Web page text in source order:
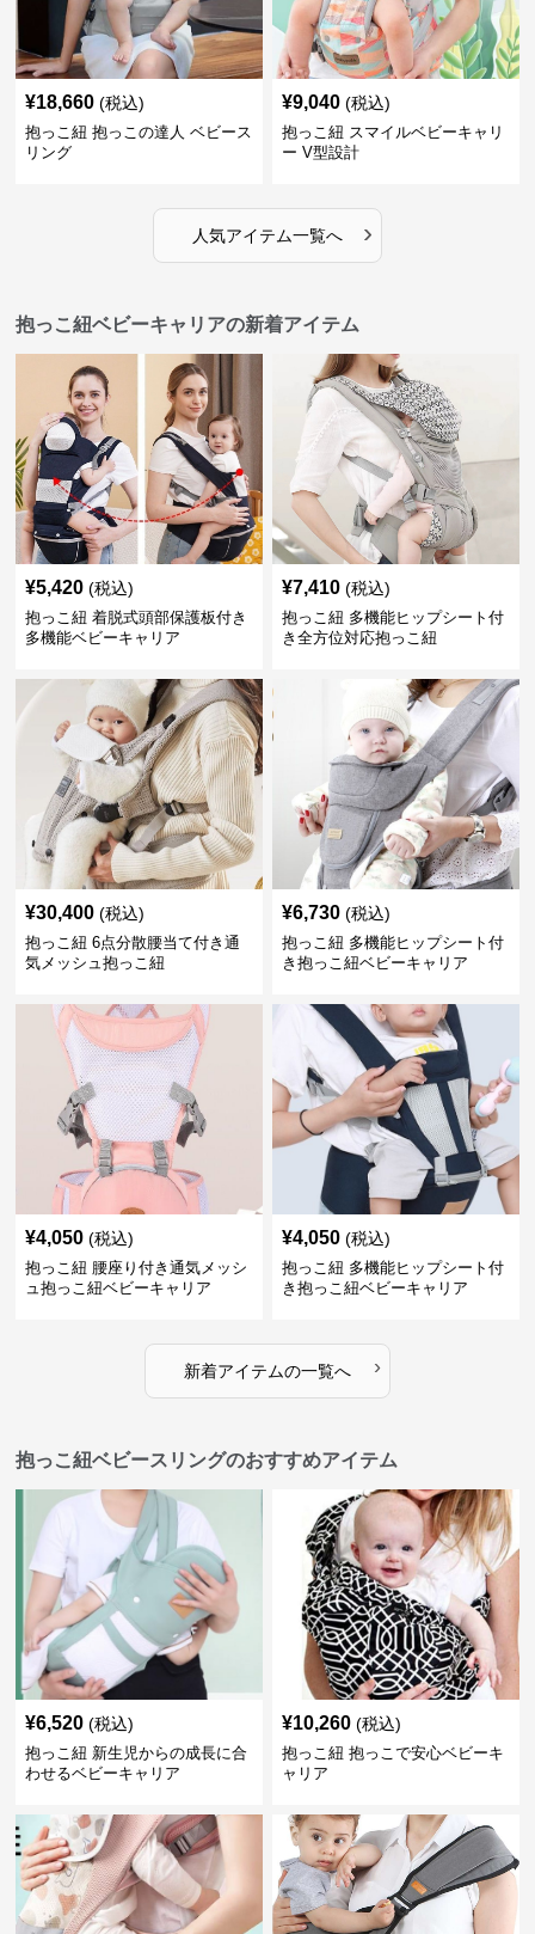
¥18,660 (税込)
抱っこ紐 抱っこの達人 ベビース
リング
¥9,040 (税込)
抱っこ紐 スマイルベビーキャリ
ー V型設計
人気アイテム一覧へ ›
抱っこ紐ベビーキャリアの新着アイテム
¥5,420 (税込)
抱っこ紐 着脱式頭部保護板付き
多機能ベビーキャリア
¥7,410 (税込)
抱っこ紐 多機能ヒップシート付
き全方位対応抱っこ紐
¥30,400 (税込)
抱っこ紐 6点分散腰当て付き通
気メッシュ抱っこ紐
¥6,730 (税込)
抱っこ紐 多機能ヒップシート付
き抱っこ紐ベビーキャリア
¥4,050 (税込)
抱っこ紐 腰座り付き通気メッシ
ュ抱っこ紐ベビーキャリア
¥4,050 (税込)
抱っこ紐 多機能ヒップシート付
き抱っこ紐ベビーキャリア
新着アイテムの一覧へ ›
抱っこ紐ベビースリングのおすすめアイテム
¥6,520 (税込)
抱っこ紐 新生児からの成長に合
わせるベビーキャリア
¥10,260 (税込)
抱っこ紐 抱っこで安心ベビーキ
ャリア